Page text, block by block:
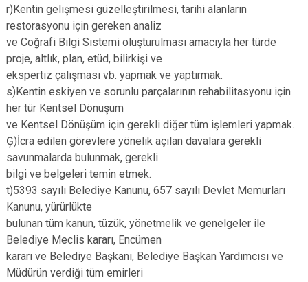
r)Kentin gelişmesi güzelleştirilmesi, tarihi alanların
restorasyonu için gereken analiz
ve Coğrafi Bilgi Sistemi oluşturulması amacıyla her türde
proje, altlık, plan, etüd, bilirkişi ve
ekspertiz çalışması vb. yapmak ve yaptırmak.
s)Kentin eskiyen ve sorunlu parçalarının rehabilitasyonu için
her tür Kentsel Dönüşüm
ve Kentsel Dönüşüm için gerekli diğer tüm işlemleri yapmak.
Ģ)İcra edilen görevlere yönelik açılan davalara gerekli
savunmalarda bulunmak, gerekli
bilgi ve belgeleri temin etmek.
t)5393 sayılı Belediye Kanunu, 657 sayılı Devlet Memurları
Kanunu, yürürlükte
bulunan tüm kanun, tüzük, yönetmelik ve genelgeler ile
Belediye Meclis kararı, Encümen
kararı ve Belediye Başkanı, Belediye Başkan Yardımcısı ve
Müdürün verdiği tüm emirleri